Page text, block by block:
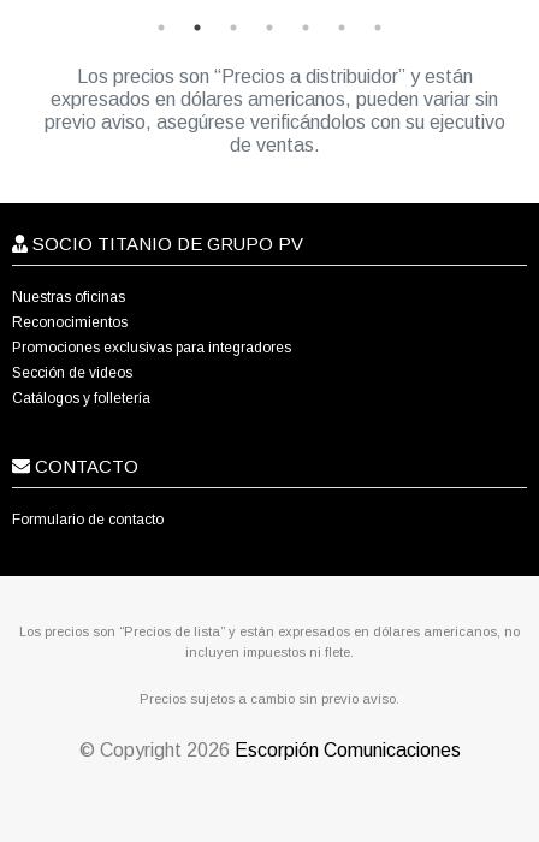
Los precios son “Precios a distribuidor” y están
expresados en dólares americanos, pueden variar sin
previo aviso, asegúrese verificándolos con su ejecutivo
de ventas.
SOCIO TITANIO DE GRUPO PV
Nuestras oficinas
Reconocimientos
Promociones exclusivas para integradores
Sección de videos
Catálogos y folletería
CONTACTO
Formulario de contacto
Los precios son “Precios de lista” y están expresados en dólares americanos, no
incluyen impuestos ni flete.
Precios sujetos a cambio sin previo aviso.
© Copyright 2026 Escorpión Comunicaciones